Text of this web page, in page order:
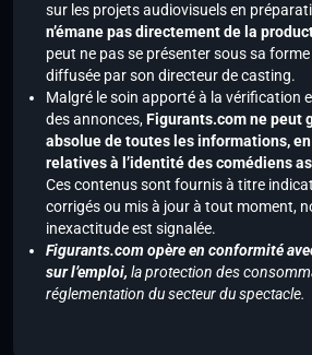
sur les projets audiovisuels en
n’émane pas directement de la
peut ne pas se présenter sous sa
diffusée par son directeur de casting.
Malgré le soin apporté à la vérification
des annonces,Figurants.com ne peut
absolue de toutes les informations,
relatives à l’identité des comédiens
Ces contenus sont fournis à titre
corrigés ou mis à jour à tout moment,
inexactitude est signalée.
Figurants.com opère en conformité
sur l’emploi, la protection des
réglementation du secteur du spectacle.